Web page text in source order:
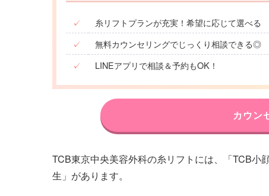
✓
糸リフトプランが充実！希望に応じて選べる
✓
無料カウンセリングでじっくり相談できる◎
✓
LINEアプリで相談＆予約もOK！
カウン
TCB東京中央美容外科の糸リフトには、「TCB小
生」があります。